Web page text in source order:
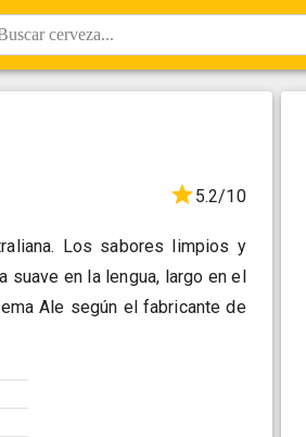
cerveza...
5.2/10
Los sabores limpios y
en la lengua, largo en el
Ale según el fabricante de